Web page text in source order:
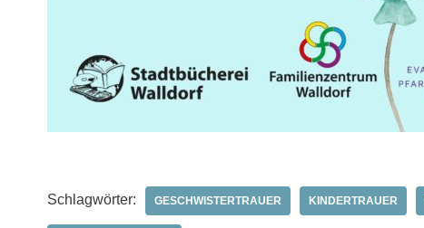
Schlagwörter: GESCHWISTERTRAUER KINDERTRAUER